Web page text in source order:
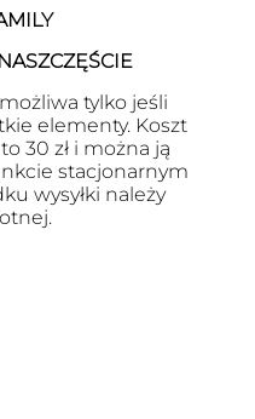
tylko jeśli
elementy. Koszt
30 zł i można ją
stacjonarnym
wysyłki należy